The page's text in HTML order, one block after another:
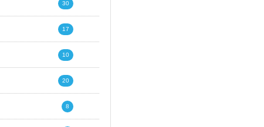
30
17
10
20
8